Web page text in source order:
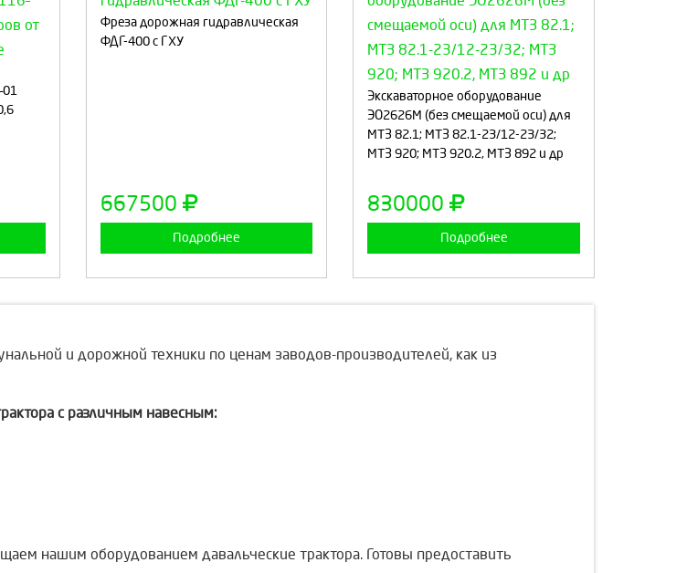
Фреза дорожная гидравлическая
ФДГ-400 с ГХУ
667500
Подробнее
Экскаваторное оборудование
ЭО2626М (без смещаемой оси) для
МТЗ 82.1; МТЗ 82.1-23/12-23/32;
МТЗ 920; МТЗ 920.2, МТЗ 892 и др
830000
Подробнее
Выберите количество:
Продолжить Отмена
и дорожной техники по ценам заводов-производителей, как из
с различным навесным:
нашим оборудованием давальческие трактора. Готовы предоставить